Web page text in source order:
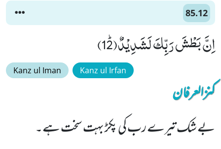
85.12
اِنَّ بَطْشَ رَبِّكَ لَشَدِیْدٌﭤ(12)
Kanz ul Iman Kanz ul Irfan
کنزالعرفان
بے شک تیرے رب کی پکڑ بہت سخت ہے۔